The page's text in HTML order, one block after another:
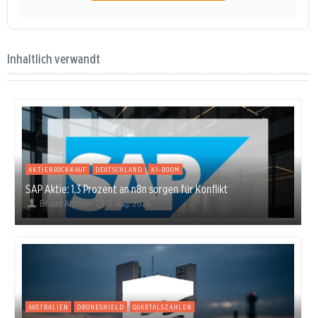
Inhaltlich verwandt
AKTIENRÜCKKAUF DEUTSCHLAND KI-BOOM
SAP Aktie: 1,3 Prozent an n8n sorgen für Konflikt
Eduard Altmann 6. Aug. 2026
AUSTRALIEN DRONESHIELD QUARTALSZAHLEN